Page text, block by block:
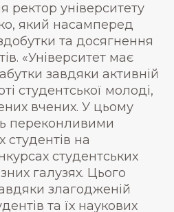
ректор університету
який насамперед
та досягнення
«Університет має
завдяки активній
студентської молоді,
вчених. У цьому
переконливими
на
студентських
галузях. Цього
злагодженій
та їх наукових